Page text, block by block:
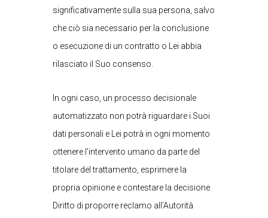
significativamente sulla sua persona, salvo
che ciò sia necessario per la conclusione
o esecuzione di un contratto o Lei abbia
rilasciato il Suo consenso.
In ogni caso, un processo decisionale
automatizzato non potrà riguardare i Suoi
dati personali e Lei potrà in ogni momento
ottenere l’intervento umano da parte del
titolare del trattamento, esprimere la
propria opinione e contestare la decisione.
Diritto di proporre reclamo all’Autorità